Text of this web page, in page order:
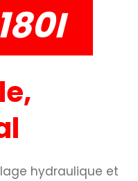
hydraulique et